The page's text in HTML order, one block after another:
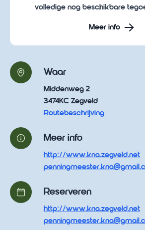
volledige nog beschikbare
Meer info
Waar
Middenweg 2
3474KC Zegveld
Routebeschrijving
Meer info
http://www.kna.zegveld.net
Reserveren
http://www.kna.zegveld.net